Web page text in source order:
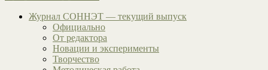
Журнал СОННЭТ — текущий выпуск
Официально
От редактора
Новации и эксперименты
Творчество